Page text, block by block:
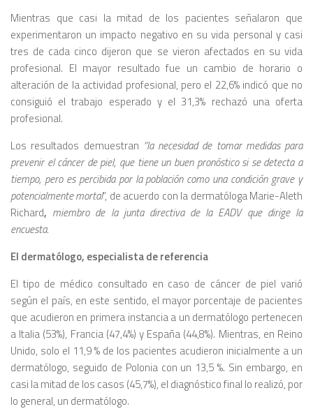
Mientras que casi la mitad de los pacientes señalaron que
experimentaron un impacto negativo en su vida personal y casi
tres de cada cinco dijeron que se vieron afectados en su vida
profesional. El mayor resultado fue un cambio de horario o
alteración de la actividad profesional, pero el 22,6% indicó que no
consiguió el trabajo esperado y el 31,3% rechazó una oferta
profesional.
Los resultados demuestran “la necesidad de tomar medidas para
prevenir el cáncer de piel, que tiene un buen pronóstico si se detecta a
tiempo, pero es percibida por la población como una condición grave y
potencialmente mortal“, de acuerdo con la dermatóloga Marie-Aleth
Richard, miembro de la junta directiva de la EADV que dirige la
encuesta.
El dermatólogo, especialista de referencia
El tipo de médico consultado en caso de cáncer de piel varió
según el país, en este sentido, el mayor porcentaje de pacientes
que acudieron en primera instancia a un dermatólogo pertenecen
a Italia (53%), Francia (47,4%) y España (44,8%). Mientras, en Reino
Unido, solo el 11,9 % de los pacientes acudieron inicialmente a un
dermatólogo, seguido de Polonia con un 13,5 %. Sin embargo, en
casi la mitad de los casos (45,7%), el diagnóstico final lo realizó, por
lo general, un dermatólogo.